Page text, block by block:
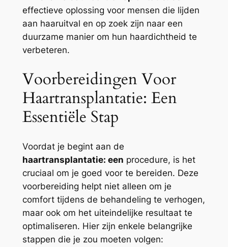
effectieve oplossing voor mensen die lijden
aan haaruitval en op zoek zijn naar een
duurzame manier om hun haardichtheid te
verbeteren.
Voorbereidingen Voor
Haartransplantatie: Een
Essentiële Stap
Voordat je begint aan de
haartransplantatie: een procedure, is het
cruciaal om je goed voor te bereiden. Deze
voorbereiding helpt niet alleen om je
comfort tijdens de behandeling te verhogen,
maar ook om het uiteindelijke resultaat te
optimaliseren. Hier zijn enkele belangrijke
stappen die je zou moeten volgen: